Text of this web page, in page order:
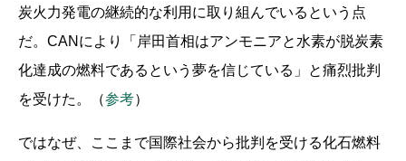
炭火力発電の継続的な利用に取り組んでいるという点
だ。CANにより「岸田首相はアンモニアと水素が脱炭素
化達成の燃料であるという夢を信じている」と痛烈批判
を受けた。（参考）
ではなぜ、ここまで国際社会から批判を受ける化石燃料